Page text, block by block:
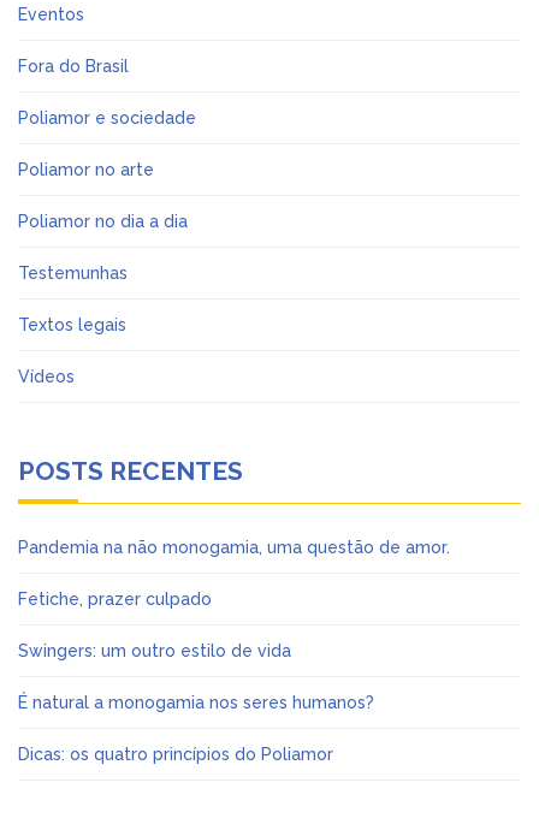
Eventos
Fora do Brasil
Poliamor e sociedade
Poliamor no arte
Poliamor no dia a dia
Testemunhas
Textos legais
Vídeos
POSTS RECENTES
Pandemia na não monogamia, uma questão de amor.
Fetiche, prazer culpado
Swingers: um outro estilo de vida
É natural a monogamia nos seres humanos?
Dicas: os quatro princípios do Poliamor